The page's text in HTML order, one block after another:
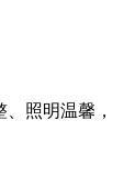
照明温馨，